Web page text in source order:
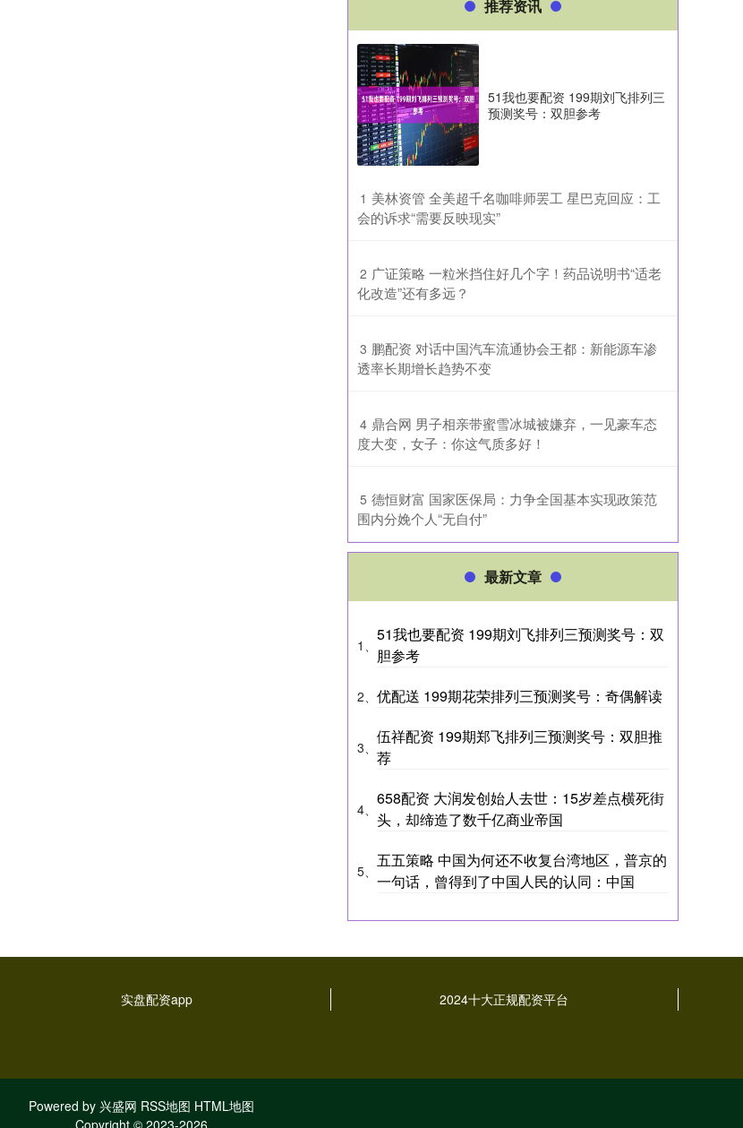
推荐资讯
51我也要配资 199期刘飞排列三
预测奖号：双胆参考
1 ​美林资管 全美超千名咖啡师罢工 星巴克回应：工
会的诉求“需要反映现实”
2 ​广证策略 一粒米挡住好几个字！药品说明书“适老
化改造”还有多远？
3 ​鹏配资 对话中国汽车流通协会王都：新能源车渗
透率长期增长趋势不变
4 ​鼎合网 男子相亲带蜜雪冰城被嫌弃，一见豪车态
度大变，女子：你这气质多好！
5 ​德恒财富 国家医保局：力争全国基本实现政策范
围内分娩个人“无自付”
最新文章
1、
51我也要配资 199期刘飞排列三预测奖号：双
胆参考
2、 优配送 199期花荣排列三预测奖号：奇偶解读
3、
伍祥配资 199期郑飞排列三预测奖号：双胆推
荐
4、
658配资 大润发创始人去世：15岁差点横死街
头，却缔造了数千亿商业帝国
5、
五五策略 中国为何还不收复台湾地区，普京的
一句话，曾得到了中国人民的认同：中国
实盘配资app 2024十大正规配资平台
Powered by 兴盛网 RSS地图 HTML地图
Copyright © 2023-2026